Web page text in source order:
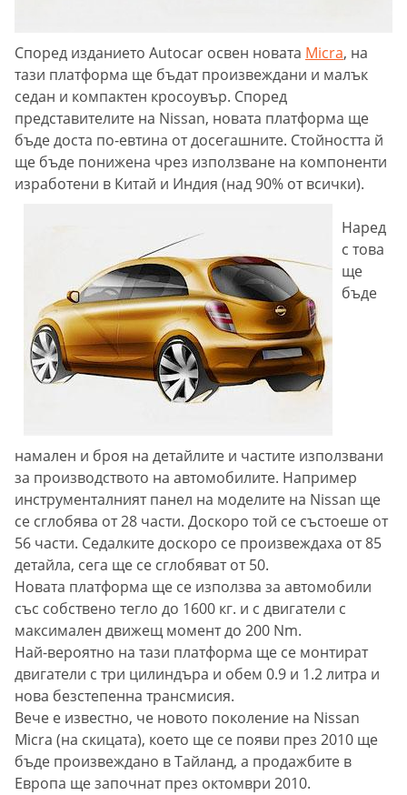
Според изданието Autocar освен новата Micra, на
тази платформа ще бъдат произвеждани и малък
седан и компактен кросоувър. Според
представителите на Nissan, новата платформа ще
бъде доста по-евтина от досегашните. Стойността й
ще бъде понижена чрез използване на компоненти
изработени в Китай и Индия (над 90% от всички).
Наред
с това
ще
бъде
намален и броя на детайлите и частите използвани
за производството на автомобилите. Например
инструменталният панел на моделите на Nissan ще
се сглобява от 28 части. Доскоро той се състоеше от
56 части. Седалките доскоро се произвеждаха от 85
детайла, сега ще се сглобяват от 50.
Новата платформа ще се използва за автомобили
със собствено тегло до 1600 кг. и с двигатели с
максимален движещ момент до 200 Nm.
Най-вероятно на тази платформа ще се монтират
двигатели с три цилиндъра и обем 0.9 и 1.2 литра и
нова безстепенна трансмисия.
Вече е известно, че новото поколение на Nissan
Micra (на скицата), което ще се появи през 2010 ще
бъде произвеждано в Тайланд, а продажбите в
Европа ще започнат през октомври 2010.